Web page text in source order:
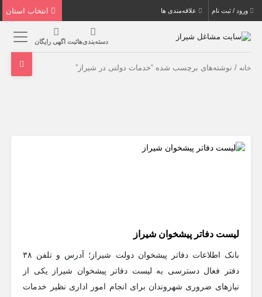
ورود / ثبت نام علاقه‌مندی ها
دسته‌بندی‌هاثبت اگهی رایگان
خانه / نوشته‌های برچسب شده “خدمات دولتی در شیراز”
لیست دفاتر پیشخوان شیراز
بانک اطلاعات دفاتر پیشخوان دولت شیراز؛ آدرس و تلفن ۳۸
دفتر فعال دسترسی به لیست دفاتر پیشخوان شیراز یکی از
نیازهای ضروری شهروندان برای انجام امور اداری نظیر خدمات